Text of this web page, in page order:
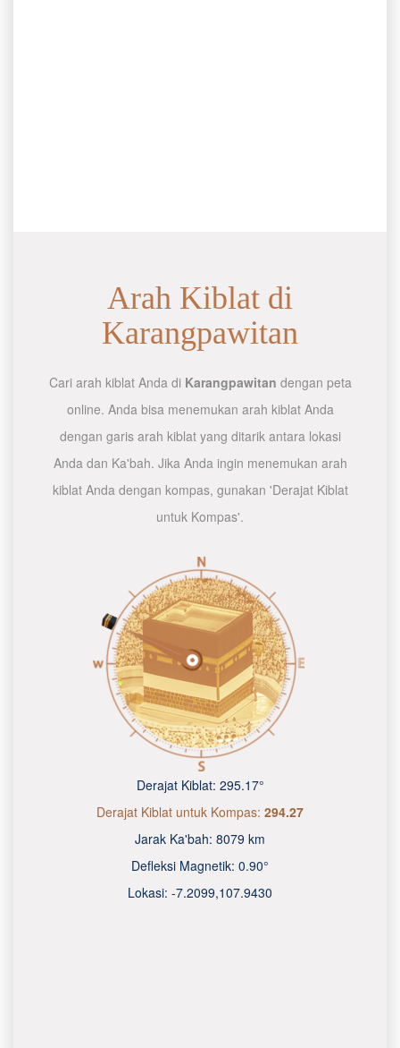
Arah Kiblat di
Karangpawitan
Cari arah kiblat Anda di Karangpawitan dengan peta
online. Anda bisa menemukan arah kiblat Anda
dengan garis arah kiblat yang ditarik antara lokasi
Anda dan Ka'bah. Jika Anda ingin menemukan arah
kiblat Anda dengan kompas, gunakan 'Derajat Kiblat
untuk Kompas'.
Derajat Kiblat: 295.17°
Derajat Kiblat untuk Kompas: 294.27
Jarak Ka'bah: 8079 km
Defleksi Magnetik: 0.90°
Lokasi: -7.2099,107.9430